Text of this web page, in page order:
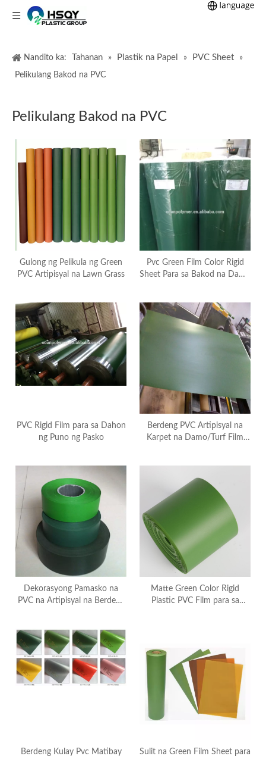
Nandito ka: Tahanan » Plastik na Papel » PVC Sheet »
Pelikulang Bakod na PVC
Pelikulang Bakod na PVC
Gulong ng Pelikula ng Green
PVC Artipisyal na Lawn Grass
Pvc Green Film Color Rigid
Sheet Para sa Bakod na Damo
PVC Rigid Film para sa Dahon
ng Puno ng Pasko
Berdeng PVC Artipisyal na
Karpet na Damo/Turf Film
Dekorasyong Pamasko na
PVC na Artipisyal na Berdeng
Matte Green Color Rigid
Plastic PVC Film para sa
Berdeng Kulay Pvc Matibay
Sulit na Green Film Sheet para